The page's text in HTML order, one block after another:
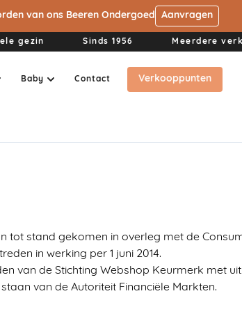
van ons Beeren Ondergoed Aanvragen
gezin Sinds 1956 Meerdere
Baby Contact Verkooppunten
tot stand gekomen in overleg met de
in werking per 1 juni 2014.
van de Stichting Webshop Keurmerk met
van de Autoriteit Financiële Markten.